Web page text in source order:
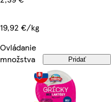
19,92 €/kg
Ovládanie
množstva
Pridať